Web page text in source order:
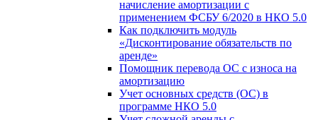
начисление амортизации с
применением ФСБУ 6/2020 в НКО 5.0
Как подключить модуль
«Дисконтирование обязательств по
аренде»
Помощник перевода ОС с износа на
амортизацию
Учет основных средств (ОС) в
программе НКО 5.0